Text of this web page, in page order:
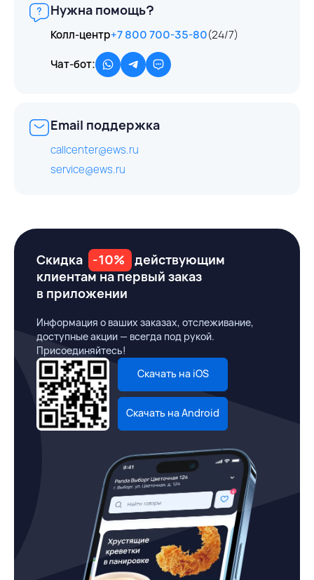
Нужна помощь?
Колл-центр+7 800 700-35-80(24/7)
Чат-бот:
Email поддержка
callcenter@ews.ru
service@ews.ru
Скидка -10%
действующим
клиентам на первый заказ
в приложении
Информация о ваших заказах, отслеживание,
доступные акции — всегда под рукой.
Присоединяйтесь!
Скачать на iOS
Скачать на Android